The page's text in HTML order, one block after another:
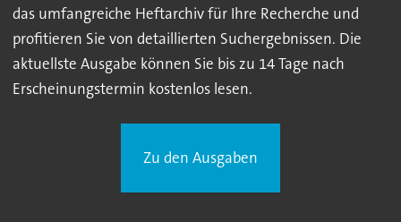
das umfangreiche Heftarchiv für Ihre Recherche und
profitieren Sie von detaillierten Suchergebnissen. Die
aktuellste Ausgabe können Sie bis zu 14 Tage nach
Erscheinungstermin kostenlos lesen.
Zu den Ausgaben